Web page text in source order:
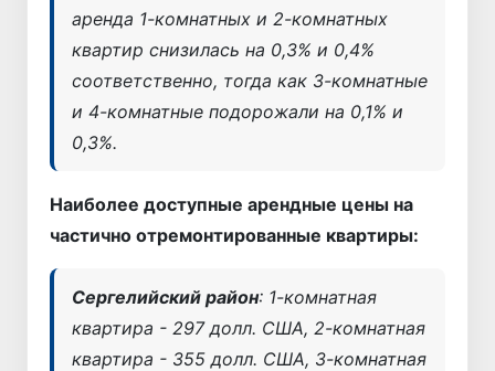
аренда 1-комнатных и 2-комнатных
квартир снизилась на 0,3% и 0,4%
соответственно, тогда как 3-комнатные
и 4-комнатные подорожали на 0,1% и
0,3%.
Наиболее доступные арендные цены на
частично отремонтированные квартиры:
Сергелийский район: 1-комнатная
квартира - 297 долл. США, 2-комнатная
квартира - 355 долл. США, 3-комнатная